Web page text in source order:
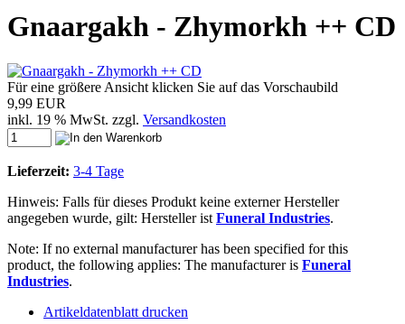
Gnaargakh - Zhymorkh ++ CD
Für eine größere Ansicht klicken Sie auf das Vorschaubild
9,99 EUR
inkl. 19 % MwSt. zzgl. Versandkosten
Lieferzeit: 3-4 Tage
Hinweis: Falls für dieses Produkt keine externer Hersteller
angegeben wurde, gilt: Hersteller ist Funeral Industries.
Note: If no external manufacturer has been specified for this
product, the following applies: The manufacturer is Funeral
Industries.
Artikeldatenblatt drucken